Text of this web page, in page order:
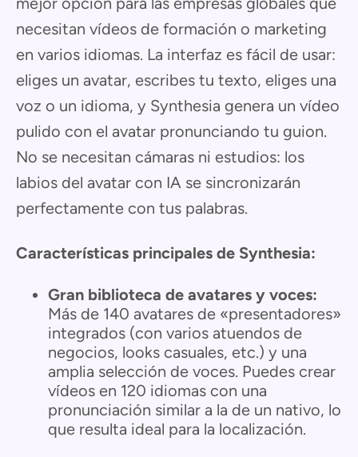
necesitan vídeos de formación o marketing
en varios idiomas. La interfaz es fácil de usar:
eliges un avatar, escribes tu texto, eliges una
voz o un idioma, y Synthesia genera un vídeo
pulido con el avatar pronunciando tu guion.
No se necesitan cámaras ni estudios: los
labios del avatar con IA se sincronizarán
perfectamente con tus palabras.
Características principales de Synthesia:
Gran biblioteca de avatares y voces:
Más de 140 avatares de «presentadores»
integrados (con varios atuendos de
negocios, looks casuales, etc.) y una
amplia selección de voces. Puedes crear
vídeos en 120 idiomas con una
pronunciación similar a la de un nativo, lo
que resulta ideal para la localización.